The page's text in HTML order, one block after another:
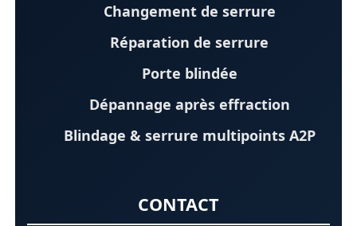
Changement de serrure
Réparation de serrure
Porte blindée
Dépannage après effraction
Blindage & serrure multipoints A2P
CONTACT